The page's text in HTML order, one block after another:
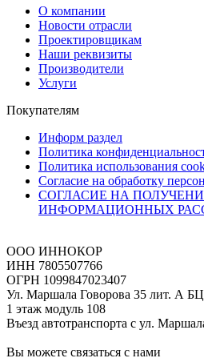
О компании
Новости отрасли
Проектировщикам
Наши реквизиты
Производители
Услуги
Покупателям
Информ раздел
Политика
Политика использования
Согласие на обработку
СОГЛАСИЕ НА
ИНФОРМАЦИОННЫХ
ООО ИННОКОР
ИНН 7805507766
ОГРН 1099847023407
Ул. Маршала Говорова 35 лит. А
1 этаж модуль 108
Въезд автотранспорта с ул.
Вы можете связаться с нами